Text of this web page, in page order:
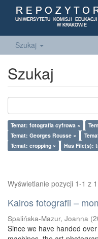
Szukaj
Szukaj
Temat: fotografia cyfrowa ×
Temat: Georges Rousse ×
Temat: cropping ×
Has File(s):
Wyświetlanie pozycji 1-1 z 1
Kairos fotografii –
Spalińska-Mazur, Joanna (
Since we have handed